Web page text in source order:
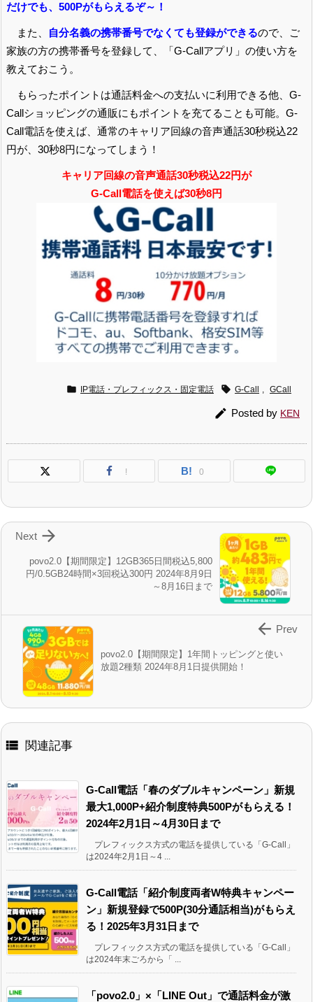
だけでも、500Pがもらえるぞ～！
また、 自分名義の携帯番号でなくても登録ができるので、ご
家族の方の携帯番号を登録して、「G-Callアプリ」の使い方を
教えておこう。
もらったポイントは通話料金への支払いに利用できる他、G-
Callショッピングの通販にもポイントを充てることも可能。G-
Call電話を使えば、通常のキャリア回線の音声通話30秒税込22
円が、30秒8円になってしまう！
キャリア回線の音声通話30秒税込22円が
G-Call電話を使えば30秒8円
 IP電話・プレフィックス・固定電話  G-Call GCall
 Posted by KEN
! B! 0
povo2.0【期間限定】12GB365日間税込5,800
円/0.5GB24時間×3回税込300円 2024年8月9日
～8月16日まで

Next
povo2.0【期間限定】1年間トッピングと使い
放題2種類 2024年8月1日提供開始！
 Prev
 関連記事
G-Call電話「春のダブルキャンペーン」新規
最大1,000P+紹介制度特典500Pがもらえる！
2024年2月1日～4月30日まで
プレフィックス方式の電話を提供している「G-Call」
は2024年2月1日～4 ...
G-Call電話「紹介制度両者W特典キャンペー
ン」新規登録で500P(30分通話相当)がもらえ
る！2025年3月31日まで
プレフィックス方式の電話を提供している「G-Call」
は2024年末ごろから「 ...
「povo2.0」×「LINE Out」で通話料金が激